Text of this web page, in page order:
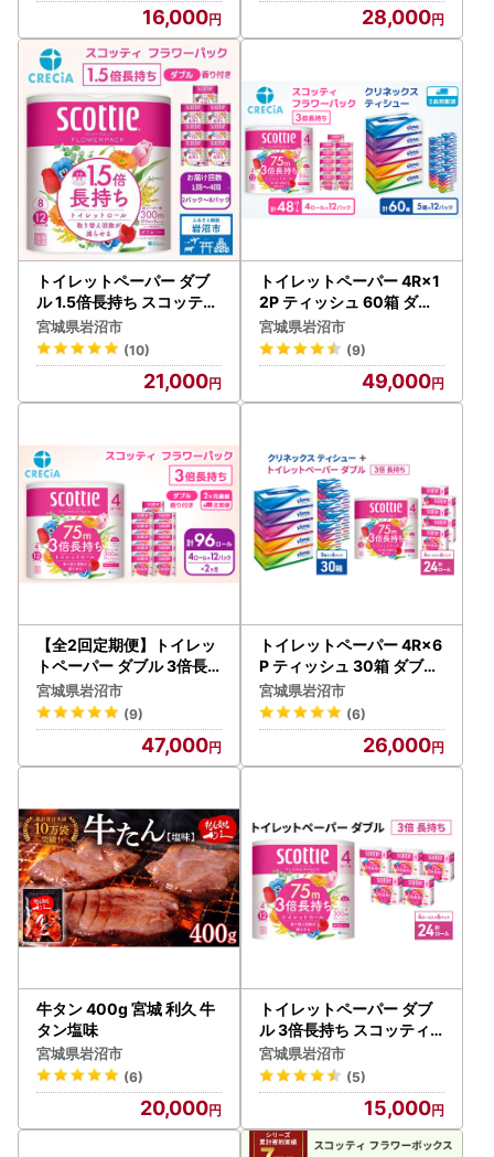
16,000 28,000
トイレットペーパー ダブ
ル 1.5倍長持ち スコッティ
香り付き 8R×8P トイレッ
ト
宮城県岩沼市
(10)
21,000
トイレットペーパー 4R×1
2P ティッシュ 60箱 ダブ
ル 3倍長持ち スコッティ
クリネックス セット トイ
レット
宮城県岩沼市
(9)
49,000
【全2回定期便】トイレッ
トペーパー ダブル 3倍長
持ち ホワイト 48ロール 香
り付き トイレット 日用品
宮城県岩沼市
(9)
47,000
トイレットペーパー 4R×6
P ティッシュ 30箱 ダブル
3倍長持ち スコッティ ク
リネックス セット トイレ
ット
宮城県岩沼市
(6)
26,000
牛タン 400g 宮城 利久 牛
タン塩味
宮城県岩沼市
(6)
20,000
トイレットペーパー ダブ
ル 3倍長持ち スコッティ
香り付き 4R×6P トイレッ
ト
宮城県岩沼市
(5)
15,000